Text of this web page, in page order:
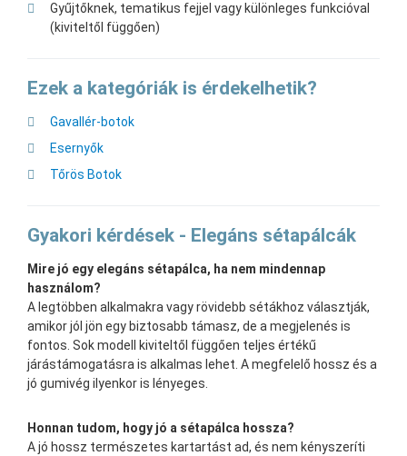
Gyűjtőknek, tematikus fejjel vagy különleges funkcióval
(kiviteltől függően)
Ezek a kategóriák is érdekelhetik?
Gavallér-botok
Esernyők
Tőrös Botok
Gyakori kérdések - Elegáns sétapálcák
Mire jó egy elegáns sétapálca, ha nem mindennap
használom?
A legtöbben alkalmakra vagy rövidebb sétákhoz választják,
amikor jól jön egy biztosabb támasz, de a megjelenés is
fontos. Sok modell kiviteltől függően teljes értékű
járástámogatásra is alkalmas lehet. A megfelelő hossz és a
jó gumivég ilyenkor is lényeges.
Honnan tudom, hogy jó a sétapálca hossza?
A jó hossz természetes kartartást ad, és nem kényszeríti